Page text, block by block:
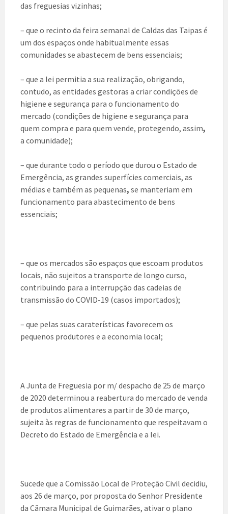
das freguesias vizinhas;
– que o recinto da feira semanal de Caldas das Taipas é
um dos espaços onde habitualmente essas
comunidades se abastecem de bens essenciais;
– que a lei permitia a sua realização, obrigando,
contudo, as entidades gestoras a criar condições de
higiene e segurança para o funcionamento do
mercado (condições de higiene e segurança para
quem compra e para quem vende, protegendo, assim,
a comunidade);
– que durante todo o período que durou o Estado de
Emergência, as grandes superfícies comerciais, as
médias e também as pequenas, se manteriam em
funcionamento para abastecimento de bens
essenciais;
– que os mercados são espaços que escoam produtos
locais, não sujeitos a transporte de longo curso,
contribuindo para a interrupção das cadeias de
transmissão do COVID-19 (casos importados);
– que pelas suas caraterísticas favorecem os
pequenos produtores e a economia local;
A Junta de Freguesia por m/ despacho de 25 de março
de 2020 determinou a reabertura do mercado de venda
de produtos alimentares a partir de 30 de março,
sujeita às regras de funcionamento que respeitavam o
Decreto do Estado de Emergência e a lei.
Sucede que a Comissão Local de Proteção Civil decidiu,
aos 26 de março, por proposta do Senhor Presidente
da Câmara Municipal de Guimarães, ativar o plano